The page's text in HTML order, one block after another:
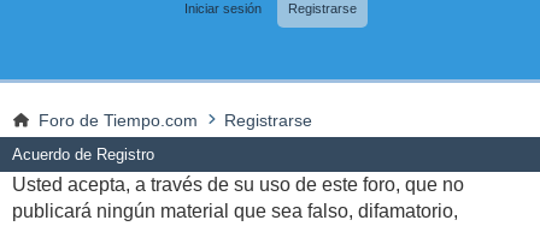
Iniciar sesión Registrarse
Foro de Tiempo.com Registrarse
Acuerdo de Registro
Usted acepta, a través de su uso de este foro, que no
publicará ningún material que sea falso, difamatorio,